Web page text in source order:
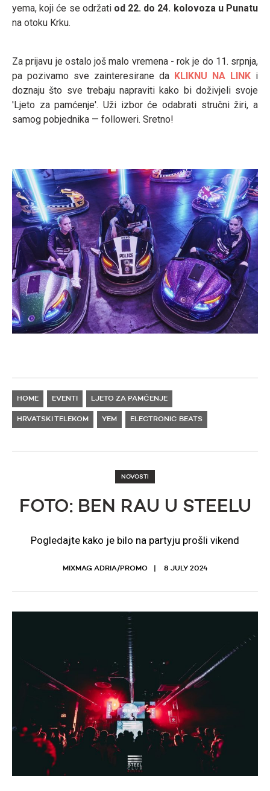
yema, koji će se održati od 22. do 24. kolovoza u Punatu
na otoku Krku.
Za prijavu je ostalo još malo vremena - rok je do 11. srpnja,
pa pozivamo sve zainteresirane da KLIKNU NA LINK i
doznaju što sve trebaju napraviti kako bi doživjeli svoje
'Ljeto za pamćenje'. Uži izbor će odabrati stručni žiri, a
samog pobjednika — followeri. Sretno!
HOME EVENTI LJETO ZA PAMĆENJE
HRVATSKI TELEKOM YEM ELECTRONIC BEATS
NOVOSTI
FOTO: BEN RAU U STEELU
Pogledajte kako je bilo na partyju prošli vikend
MIXMAG ADRIA/PROMO 8 JULY 2024